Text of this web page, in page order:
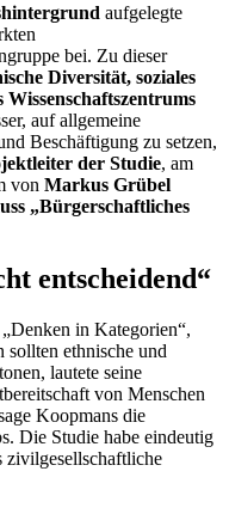
aufgelegte
bei. Zu dieser
Diversität, soziales
Wissenschaftszentrums
auf allgemeine
Beschäftigung zu setzen,
der Studie, am
von Markus Grübel
„Bürgerschaftliches
entscheidend“
in Kategorien“,
ethnische und
lautete seine
bereitschaft von Menschen
Koopmans die
Die Studie habe eindeutig
zivilgesellschaftliche